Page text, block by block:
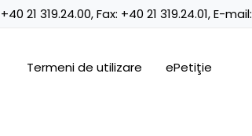
+40 21 319.24.00, Fax: +40 21 319.24.01, E-mail:
Termeni de utilizare ePetiţie